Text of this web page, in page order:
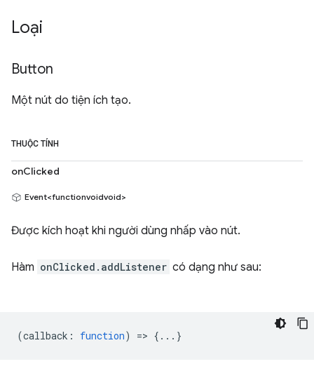
Loại
Button
Một nút do tiện ích tạo.
THUỘC TÍNH
onClicked
Event<functionvoidvoid>
Được kích hoạt khi người dùng nhấp vào nút.
Hàm onClicked.addListener có dạng như sau:
(callback : function) => {...}